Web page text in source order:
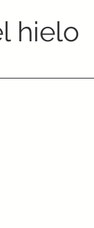
hielo